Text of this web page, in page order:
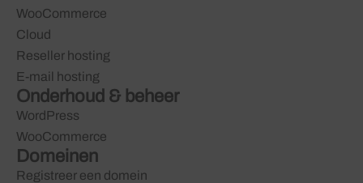
WooCommerce
Cloud
Reseller hosting
E-mail hosting
Onderhoud & beheer
WordPress
WooCommerce
Domeinen
Registreer een domein